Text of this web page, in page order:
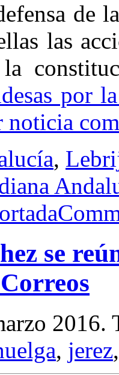
de
las
la
por
noticia
,
se
2016.
, jerez